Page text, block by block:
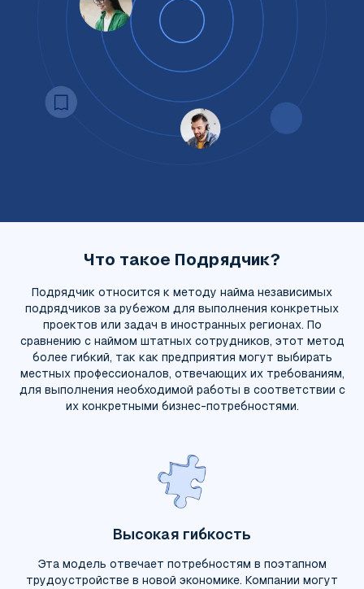
Что такое Подрядчик?
Подрядчик относится к методу найма независимых
подрядчиков за рубежом для выполнения конкретных
проектов или задач в иностранных регионах. По
сравнению с наймом штатных сотрудников, этот метод
более гибкий, так как предприятия могут выбирать
местных профессионалов, отвечающих их требованиям,
для выполнения необходимой работы в соответствии с
их конкретными бизнес-потребностями.
Высокая гибкость
Эта модель отвечает потребностям в поэтапном
трудоустройстве в новой экономике. Компании могут